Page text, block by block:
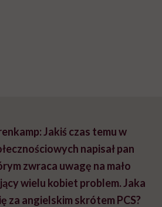
Jakiś czas temu w
napisał pan
zwraca uwagę na mało
wielu kobiet problem. Jaka
za angielskim skrótem PCS?